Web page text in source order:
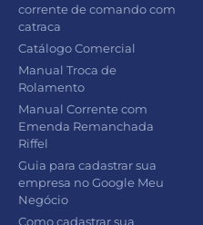
corrente de comando com
catraca
Catálogo Comercial
Manual Troca de
Rolamento
Manual Corrente com
Emenda Remanchada
Riffel
Guia para cadastrar sua
empresa no Google Meu
Negócio
Como cadastrar sua